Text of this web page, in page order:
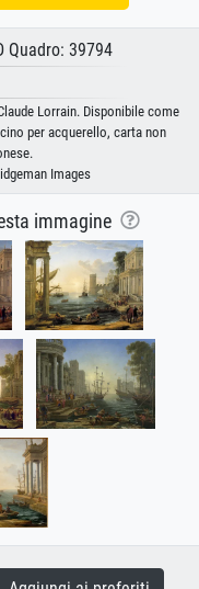
39794
Lorrain. Disponibile come
per acquerello, carta non
Images
immagine